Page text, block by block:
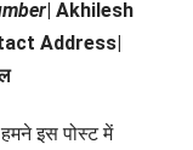
| Akhilesh
Address|
हमने इस पोस्ट में